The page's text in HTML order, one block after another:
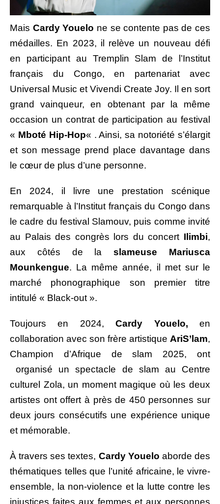
Mais Cardy Youelo ne se contente pas de ces
médailles. En 2023, il relève un nouveau défi
en participant au Tremplin Slam de l’Institut
français du Congo, en partenariat avec
Universal Music et Vivendi Create Joy. Il en sort
grand vainqueur, en obtenant par la même
occasion un contrat de participation au festival
« Mboté Hip-Hop« . Ainsi, sa notoriété s’élargit
et son message prend place davantage dans
le cœur de plus d’une personne.
En 2024, il livre une prestation scénique
remarquable à l’Institut français du Congo dans
le cadre du festival Slamouv, puis comme invité
au Palais des congrès lors du concert Ilimbi,
aux côtés de la slameuse Mariusca
Mounkengue. La même année, il met sur le
marché phonographique son premier titre
intitulé « Black-out ».
Toujours en 2024,Cardy Youelo, en
collaboration avec son frère artistique AriS’lam,
Champion d’Afrique de slam 2025, ont
organisé un spectacle de slam au Centre
culturel Zola, un moment magique où les deux
artistes ont offert à près de 450 personnes sur
deux jours consécutifs une expérience unique
et mémorable.
À travers ses textes, Cardy Youelo aborde des
thématiques telles que l’unité africaine, le vivre-
ensemble, la non-violence et la lutte contre les
injustices faites aux femmes et aux personnes